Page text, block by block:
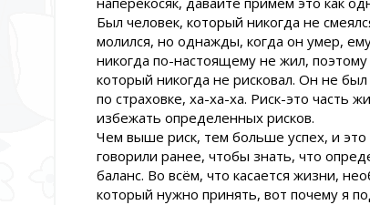
Был человек, который никогда не
молился, но однажды, когда он умер,
никогда по-настоящему не жил,
который никогда не рисковал. Он не
по страховке, ха-ха-ха. Риск-это
избежать определенных рисков.
Чем выше риск, тем больше успех, и
говорили ранее, чтобы знать, что
баланс. Во всём, что касается жизни,
который нужно принять, вот почему я